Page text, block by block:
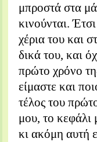
μπροστά στα
κινούνται.
χέρια του και
δικά του, και
πρώτο χρόνο
είμαστε και
τέλος του
μου, το κεφάλι
κι ακόμη αυτή